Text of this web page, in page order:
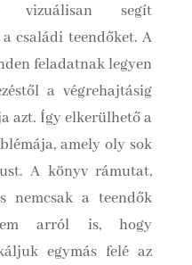
vizuálisan segít
családi teendőket. A
feladatnak legyen
a végrehajtásig
azt. Így elkerülhető a
amely oly sok
A könyv rámutat,
nemcsak a teendők
arról is, hogy
egymás felé az